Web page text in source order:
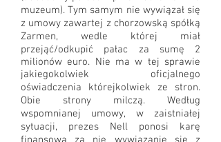
muzeum). Tym samym nie wywiązał się
z umowy zawartej z chorzowską spółką
Zarmen, wedle której miał
przejąć/odkupić pałac za sumę 2
milionów euro. Nie ma w tej sprawie
jakiegokolwiek oficjalnego
oświadczenia którejkolwiek ze stron.
Obie strony milczą. Według
wspomnianej umowy, w zaistniałej
sytuacji, prezes Nell ponosi karę